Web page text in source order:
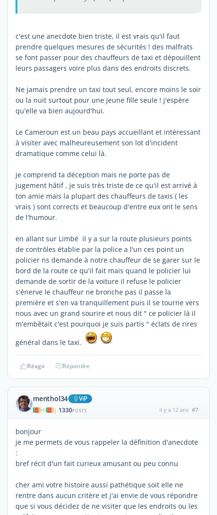
c'est une anecdote bien triste, il est vrais qu'il faut
prendre quelques mesures de sécurités ! des malfrats
se font passer pour des chauffeurs de taxi et dépouillent
leurs passagers voire plus dans des endroits discrets.
Ne jamais prendre un taxi tout seul, encore moins le soir
ou la nuit surtout pour une jeune fille seule ! j'espère
qu'elle va bien aujourd'hui.
Le Cameroun est un beau pays accueillant et intéressant
à visiter avec malheureusement son lot d'incident
dramatique comme celui là.
je comprend ta déception mais ne porte pas de
jugement hâtif , je suis très triste de ce qu'il est arrivé à
ton amie mais la plupart des chauffeurs de taxis ( les
vrais ) sont corrects et beaucoup d'entre eux ont le sens
de l'humour.
en allant sur Limbé il y a sur la route plusieurs points
de contrôles établie par la police a l'un ces point un
policier ns demande à notre chauffeur de se garer sur le
bord de la route ce qu'il fait mais quand le policier lui
demande de sortir de la voiture il refuse le policier
s'énerve le chauffeur ne bronche pas il passe la
première et s'en va tranquillement puis il se tourne vers
nous avec un grand sourire et nous dit " ce policier là il
m'embêtait c'est pourquoi je suis partis " éclats de rires
général dans le taxi.
Réagir Répondre
menthol34 ViP
| 1330POSTS il y a 12 ans #7
bonjour
je me permets de vous rappeler la définition d'anecdote
:
bref récit d'un fait curieux amusant ou peu connu
cher ami votre histoire aussi pathétique soit elle ne
rentre dans aucun critère et j'ai envie de vous répondre
que si vous décidez de ne visiter que les endroits ou les